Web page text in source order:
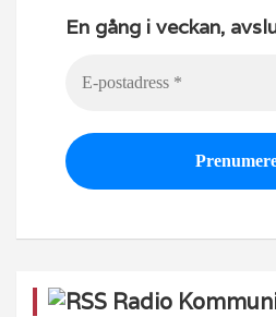
En gång i veckan,
Radio